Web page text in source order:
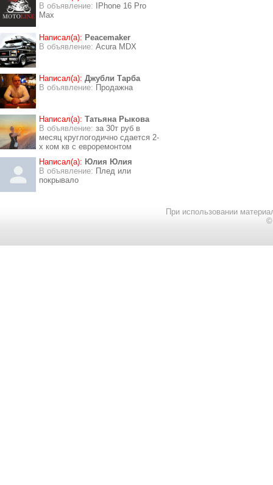
В объявление:
IPhone 16 Pro
Max
Написал(а): Peacemaker
В объявление: Acura MDX
Написал(а): Джубли Тарба
В объявление: Продажна
Написал(а): Татьяна Рыкова
В объявление: за 30т руб в
месяц круглогодично сдается 2-
х ком кв с евроремонтом
Написал(а): Юлия Юлия
В объявление: Плед или
покрывало
При использовании